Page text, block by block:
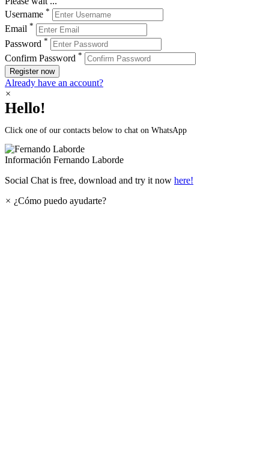
Username *
Email *
Password *
Confirm Password *
Register now
Already have an account?
×
Hello!
Click one of our contacts below to chat on WhatsApp
Información Fernando Laborde
Social Chat is free, download and try it now here!
× ¿Cómo puedo ayudarte?